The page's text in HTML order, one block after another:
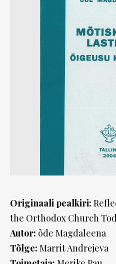
Originaali pealkiri:
the Orthodox Church
Autor: õde Magdaleena
Tõlge: Marrit Andrejeva